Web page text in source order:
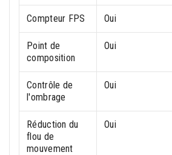
Compteur FPS Oui
Point de
composition
Oui
Contrôle de
l'ombrage
Oui
Réduction du
flou de
mouvement
Oui